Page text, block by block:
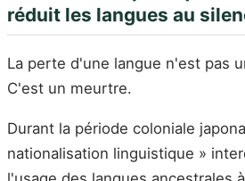
réduit les langues au
La perte d'une langue n'est pas
C'est un meurtre.
Durant la période coloniale
nationalisation linguistique »